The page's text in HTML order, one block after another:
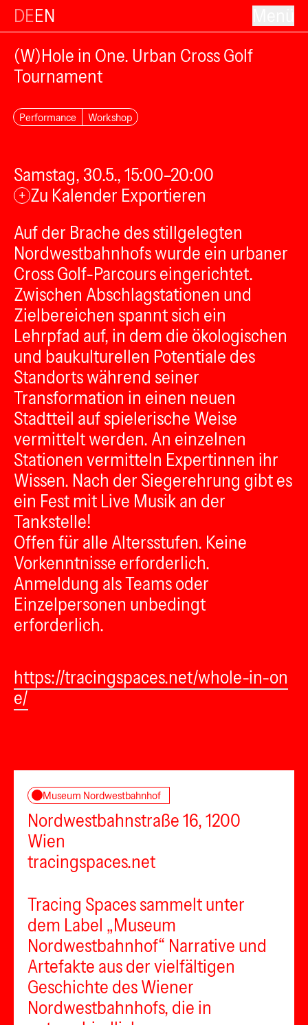
DEEN
(W)Hole in One. Urban Cross Golf
Tournament
Performance Workshop
Samstag, 30.5., 15:00–20:00
+ Zu Kalender Exportieren
Auf der Brache des stillgelegten
Nordwestbahnhofs wurde ein urbaner
Cross Golf-Parcours eingerichtet.
Zwischen Abschlagstationen und
Zielbereichen spannt sich ein
Lehrpfad auf, in dem die ökologischen
und baukulturellen Potentiale des
Standorts während seiner
Transformation in einen neuen
Stadtteil auf spielerische Weise
vermittelt werden. An einzelnen
Stationen vermitteln Expertinnen ihr
Wissen. Nach der Siegerehrung gibt es
ein Fest mit Live Musik an der
Tankstelle!
Offen für alle Altersstufen. Keine
Vorkenntnisse erforderlich.
Anmeldung als Teams oder
Einzelpersonen unbedingt
erforderlich.
https://tracingspaces.net/whole-in-on
e/
Museum Nordwestbahnhof
Nordwestbahnstraße 16, 1200
Wien
tracingspaces.net
Tracing Spaces sammelt unter
dem Label „Museum
Nordwestbahnhof“ Narrative und
Artefakte aus der vielfältigen
Geschichte des Wiener
Nordwestbahnhofs, die in